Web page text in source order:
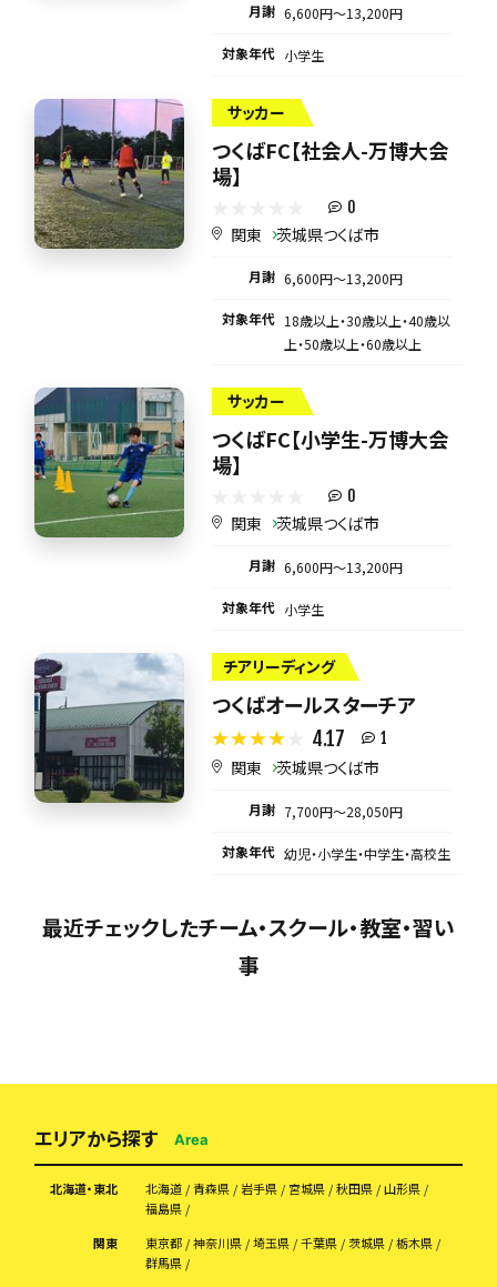
月謝 6,600円〜13,200円
対象年代 小学生
サッカー
つくばFC【社会人-万博大会
場】
0
関東 茨城県つくば市
月謝 6,600円〜13,200円
対象年代 18歳以上・30歳以上・40歳以
上・50歳以上・60歳以上
サッカー
つくばFC【小学生-万博大会
場】
0
関東 茨城県つくば市
月謝 6,600円〜13,200円
対象年代 小学生
チアリーディング
つくばオールスターチア
4.17 1
関東 茨城県つくば市
月謝 7,700円〜28,050円
対象年代 幼児・小学生・中学生・高校生
最近チェックしたチーム・スクール・教室・習い
事
エリアから探す Area
北海道・東北 北海道 青森県 岩手県 宮城県 秋田県
山形県
福島県
関東
東京都 神奈川県 埼玉県 千葉県 茨城県
栃木県
群馬県